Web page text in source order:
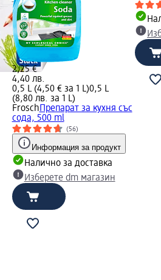
2,25 €
4,40 лв.
0,5 L (4,50 € за 1 L)0,5 L
(8,80 лв. за 1 L)
Frosch Препарат за кухня със
сода, 500 ml
(56)
Информация за продукт
Налично за доставка
Изберете dm магазин